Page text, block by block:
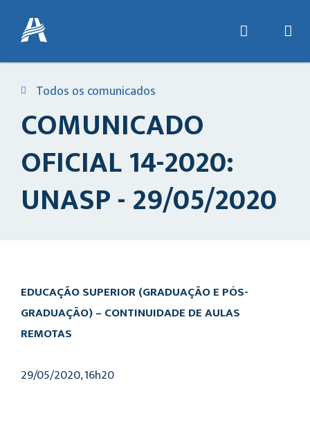
Todos os comunicados
COMUNICADO
OFICIAL 14-2020:
UNASP - 29/05/2020
EDUCAÇÃO SUPERIOR (GRADUAÇÃO E PÓS-
GRADUAÇÃO) – CONTINUIDADE DE AULAS
REMOTAS
29/05/2020, 16h20